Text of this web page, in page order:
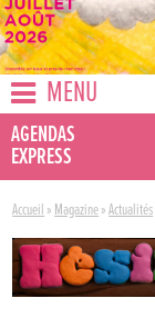
MENU
AGENDAS
EXPRESS
Accueil » Magazine»Actualités